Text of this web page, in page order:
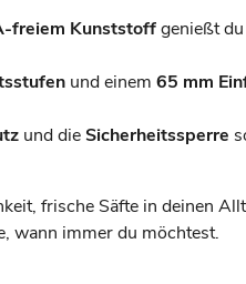
freiem Kunststoffgenießt
und einem 65 mm
und dieSicherheitssperre
frische Säfte in deinen
wann immer du möchtest.